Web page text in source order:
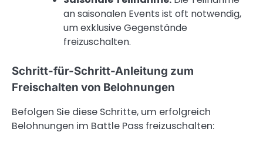
an saisonalen Events ist oft notwendig,
um exklusive Gegenstände
freizuschalten.
Schritt-für-Schritt-Anleitung zum
Freischalten von Belohnungen
Befolgen Sie diese Schritte, um erfolgreich
Belohnungen im Battle Pass freizuschalten: